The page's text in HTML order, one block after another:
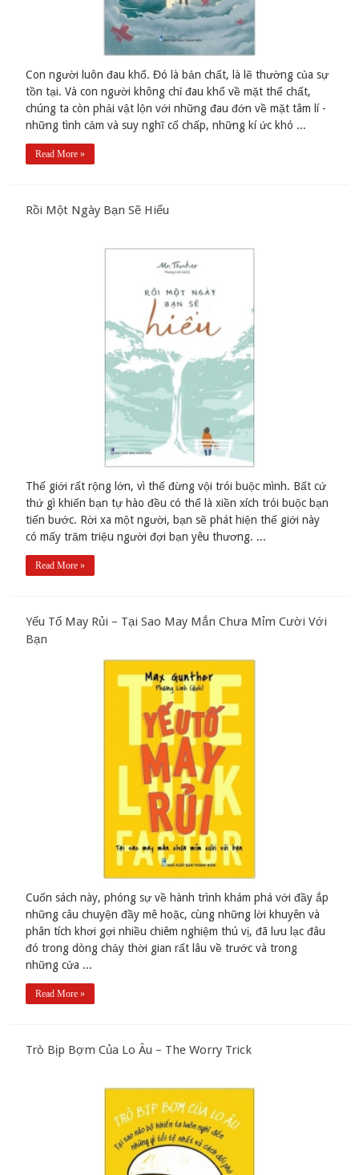
Con người luôn đau khổ. Đó là bản chất, là lẽ thường của sự
tồn tại. Và con người không chỉ đau khổ về mặt thể chất,
chúng ta còn phải vật lộn với những đau đớn về mặt tâm lí -
những tình cảm và suy nghĩ cố chấp, những kí ức khó ...
Read More »
Rồi Một Ngày Bạn Sẽ Hiểu
Thế giới rất rộng lớn, vì thế đừng vội trói buộc mình. Bất cứ
thứ gì khiến bạn tự hào đều có thể là xiền xích trói buộc bạn
tiến bước. Rời xa một người, bạn sẽ phát hiện thế giới này
có mấy trăm triệu người đợi bạn yêu thương. ...
Read More »
Yếu Tố May Rủi – Tại Sao May Mắn Chưa Mỉm Cười Với
Bạn
Cuốn sách này, phóng sự về hành trình khám phá với đầy ắp
những câu chuyện đầy mê hoặc, cùng những lời khuyên và
phân tích khơi gợi nhiều chiêm nghiệm thú vị, đã lưu lạc đâu
đó trong dòng chảy thời gian rất lâu về trước và trong
những cửa ...
Read More »
Trò Bịp Bợm Của Lo Âu – The Worry Trick